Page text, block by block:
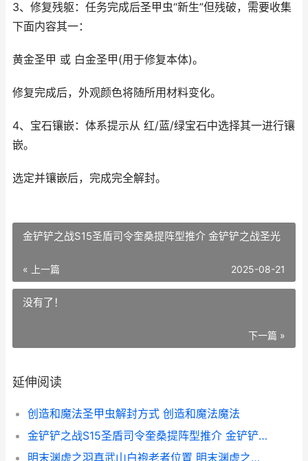
3、修复残躯：任务完成后圣甲虫“新生”但残破，需要收集
下面内容其一：
黄金圣甲 或 白金圣甲(用于修复本体)。
修复完成后，外观颜色将随所用材料变化。
4、宝石镶嵌：体系提示从 红/蓝/绿宝石中选择其一进行镶
嵌。
选定并镶嵌后，完成完全解封。
金铲铲之战S15圣盾司令奎桑提阵型推介 金铲铲之战圣光
« 上一篇 2025-08-21
没有了！
下一篇 »
延伸阅读
创造和魔法圣甲虫解封方式 创造和魔法魔法
金铲铲之战S15圣盾司令奎桑提阵型推介 金铲铲之战圣光
明末渊虚之羽真武山白袍老者位置 明末渊虚之羽真武山是第几章